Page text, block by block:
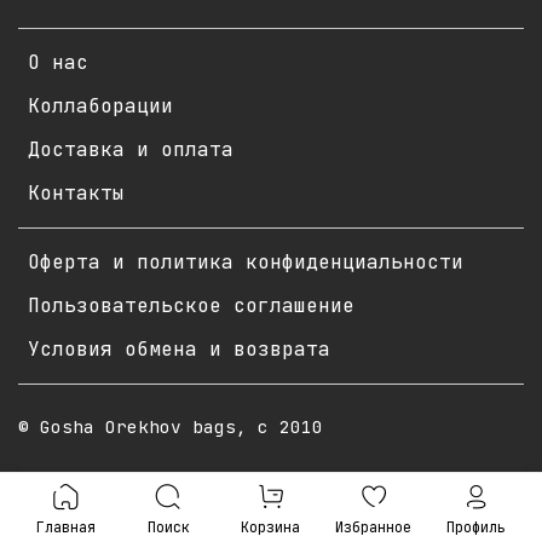
О нас
Коллаборации
Доставка и оплата
Контакты
Оферта и политика конфиденциальности
Пользовательское соглашение
Условия обмена и возврата
© Gosha Orekhov bags, с 2010
Главная Поиск Корзина Избранное Профиль